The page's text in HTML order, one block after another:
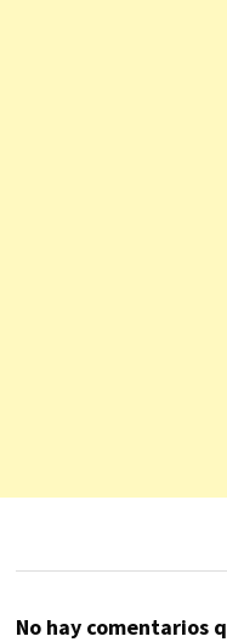
No hay comentarios